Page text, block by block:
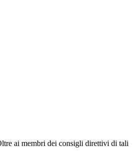
ai membri dei consigli direttivi di tali